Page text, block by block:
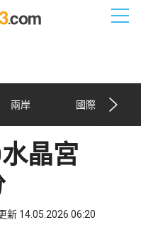
兩岸 國際
水晶宮
新 14.05.2026 06:20